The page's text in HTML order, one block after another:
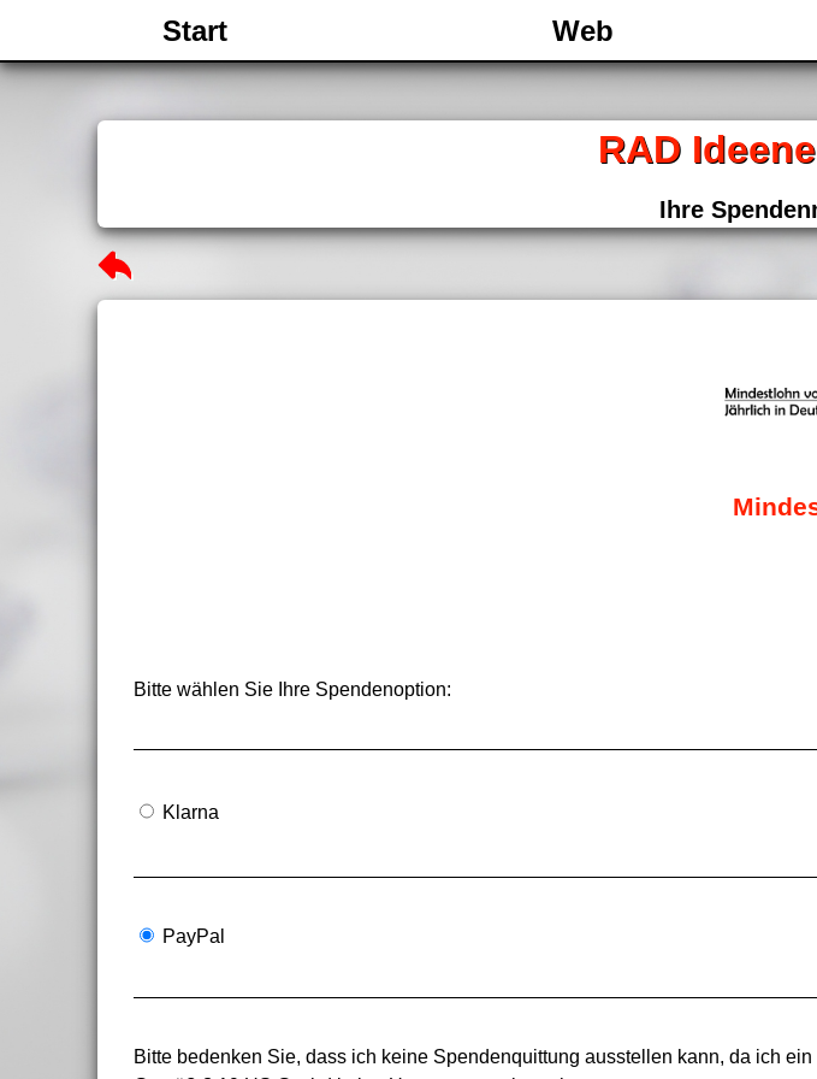
Start Web
RAD
Ihre
Bitte wählen Sie Ihre Spendenoption:
Klarna
PayPal
Bitte bedenken Sie, dass ich keine Spendenquittung ausstellen kann, da ich